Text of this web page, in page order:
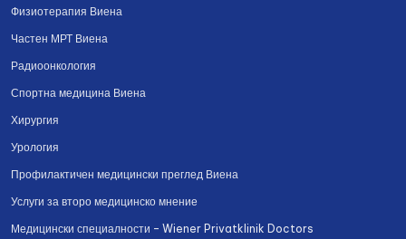
Физиотерапия Виена
Частен МРТ Виена
Радиоонкология
Спортна медицина Виена
Хирургия
Урология
Профилактичен медицински преглед Виена
Услуги за второ медицинско мнение
Медицински специалности – Wiener Privatklinik Doctors